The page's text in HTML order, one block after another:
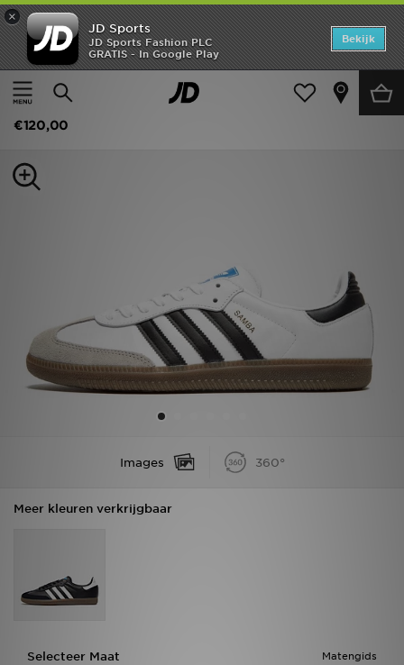
×
JD Sports
JD Sports Fashion PLC
GRATIS - In Google Play
Bekijk
Thuis
Heren Herenschoenen Sneakers
adidas Originals Samba OG
€120,00
Images 360°
Meer kleuren verkrijgbaar
Matengids
Selecteer Maat
Home
Offers
Dames
Sports
Download de app
Wie wij zijn